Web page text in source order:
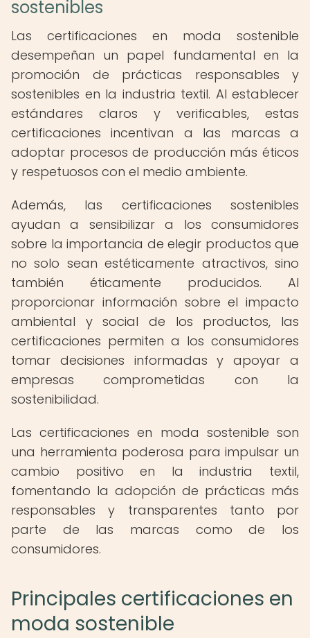
sostenibles
Las certificaciones en moda sostenible
desempeñan un papel fundamental en la
promoción de prácticas responsables y
sostenibles en la industria textil. Al establecer
estándares claros y verificables, estas
certificaciones incentivan a las marcas a
adoptar procesos de producción más éticos
y respetuosos con el medio ambiente.
Además, las certificaciones sostenibles
ayudan a sensibilizar a los consumidores
sobre la importancia de elegir productos que
no solo sean estéticamente atractivos, sino
también éticamente producidos. Al
proporcionar información sobre el impacto
ambiental y social de los productos, las
certificaciones permiten a los consumidores
tomar decisiones informadas y apoyar a
empresas comprometidas con la
sostenibilidad.
Las certificaciones en moda sostenible son
una herramienta poderosa para impulsar un
cambio positivo en la industria textil,
fomentando la adopción de prácticas más
responsables y transparentes tanto por
parte de las marcas como de los
consumidores.
Principales certificaciones en
moda sostenible